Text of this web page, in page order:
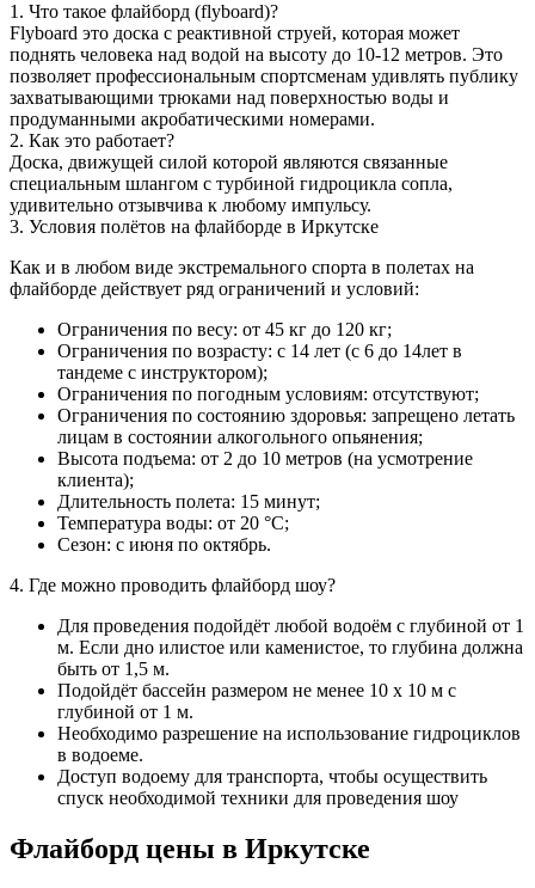
1. Что такое флайборд (flyboard)?
Flyboard это доска с реактивной струей, которая может
поднять человека над водой на высоту до 10-12 метров. Это
позволяет профессиональным спортсменам удивлять публику
захватывающими трюками над поверхностью воды и
продуманными акробатическими номерами.
2. Как это работает?
Доска, движущей силой которой являются связанные
специальным шлангом с турбиной гидроцикла сопла,
удивительно отзывчива к любому импульсу.
3. Условия полётов на флайборде в Иркутске
Как и в любом виде экстремального спорта в полетах на
флайборде действует ряд ограничений и условий:
Ограничения по весу: от 45 кг до 120 кг;
Ограничения по возрасту: с 14 лет (с 6 до 14лет в
тандеме с инструктором);
Ограничения по погодным условиям: отсутствуют;
Ограничения по состоянию здоровья: запрещено летать
лицам в состоянии алкогольного опьянения;
Высота подъема: от 2 до 10 метров (на усмотрение
клиента);
Длительность полета: 15 минут;
Температура воды: от 20 °С;
Сезон: с июня по октябрь.
4. Где можно проводить флайборд шоу?
Для проведения подойдёт любой водоём с глубиной от 1
м. Если дно илистое или каменистое, то глубина должна
быть от 1,5 м.
Подойдёт бассейн размером не менее 10 х 10 м с
глубиной от 1 м.
Необходимо разрешение на использование гидроциклов
в водоеме.
Доступ водоему для транспорта, чтобы осуществить
спуск необходимой техники для проведения шоу
Флайборд цены в Иркутске